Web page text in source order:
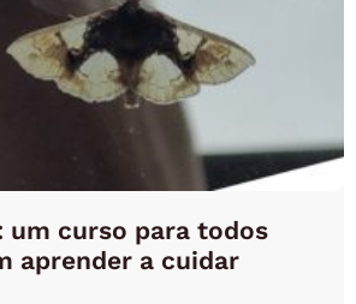
um curso para todos
aprender a cuidar